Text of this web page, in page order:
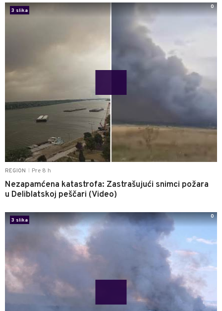
REGION Pre 8 h
Nezapamćena katastrofa: Zastrašujući snimci požara
u Deliblatskoj peščari (Video)
3 slika
0
3 slika
0